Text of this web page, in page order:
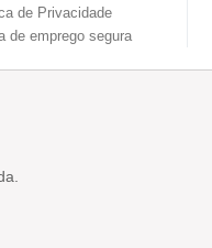
de Privacidade
de emprego segura